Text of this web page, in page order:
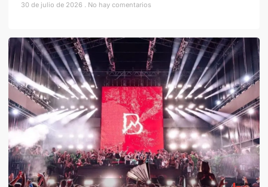
30 de julio de 2026 No hay comentarios